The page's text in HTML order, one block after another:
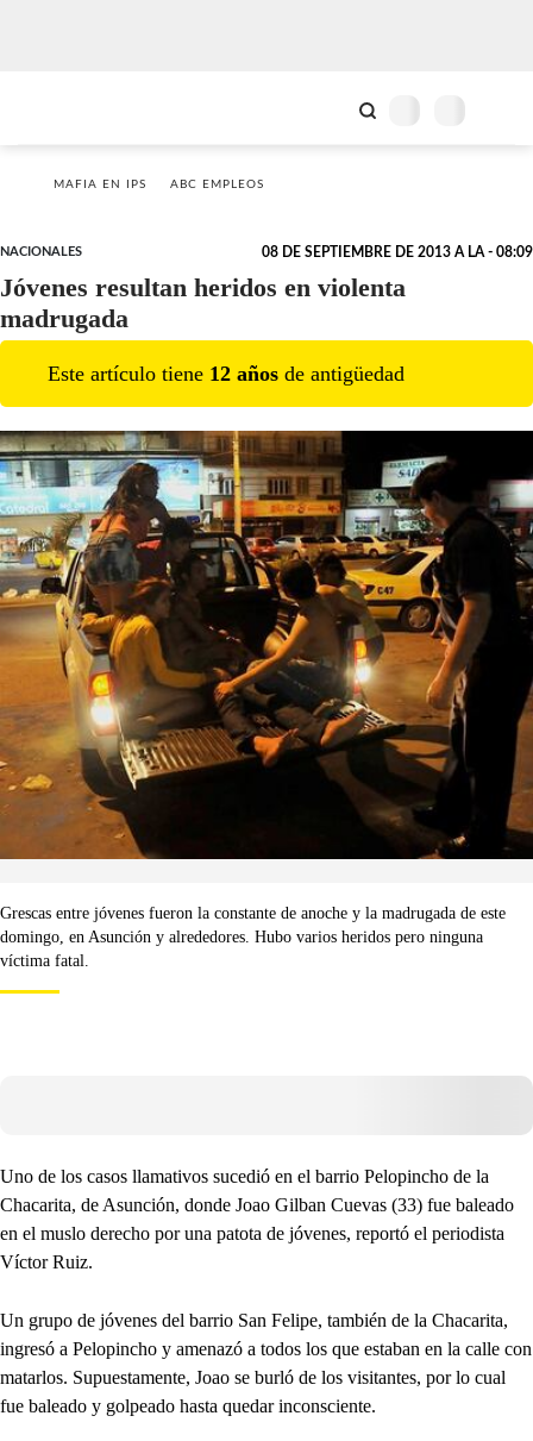
MAFIA EN IPS ABC EMPLEOS
NACIONALES 08 DE SEPTIEMBRE DE 2013 A LA - 08:09
Jóvenes resultan heridos en violenta
madrugada
Este artículo tiene 12 años de antigüedad
Grescas entre jóvenes fueron la constante de anoche y la madrugada de este
domingo, en Asunción y alrededores. Hubo varios heridos pero ninguna
víctima fatal.
Uno de los casos llamativos sucedió en el barrio Pelopincho de la
Chacarita, de Asunción, donde Joao Gilban Cuevas (33) fue baleado
en el muslo derecho por una patota de jóvenes, reportó el periodista
Víctor Ruiz.
Un grupo de jóvenes del barrio San Felipe, también de la Chacarita,
ingresó a Pelopincho y amenazó a todos los que estaban en la calle con
matarlos. Supuestamente, Joao se burló de los visitantes, por lo cual
fue baleado y golpeado hasta quedar inconsciente.